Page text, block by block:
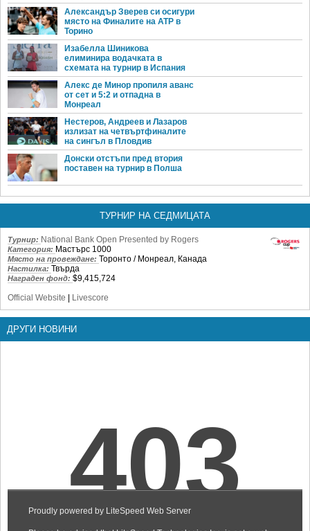
Александър Зверев си осигури
място на Финалите на ATP в
Торино
Изабелла Шиникова
елиминира водачката в
схемата на турнир в Испания
Алекс де Минор пропиля аванс
от сет и 5:2 и отпадна в
Монреал
Нестеров, Андреев и Лазаров
излизат на четвъртфиналите
на сингъл в Пловдив
Донски отстъпи пред втория
поставен на турнир в Полша
ТУРНИР НА СЕДМИЦАТА
Турнир: National Bank Open Presented by Rogers
Категория: Мастърс 1000
Място на провеждане: Торонто / Монреал, Канада
Настилка: Твърда
Награден фонд: $9,415,724
Official Website
Livescore
ДРУГИ НОВИНИ